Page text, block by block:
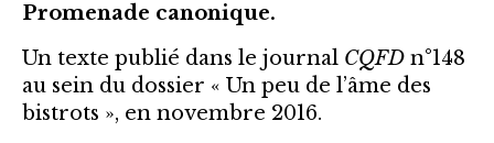
Promenade canonique.
Un texte publié dans le journal CQFD n°148
au sein du dossier « Un peu de l’âme des
bistrots », en novembre 2016.